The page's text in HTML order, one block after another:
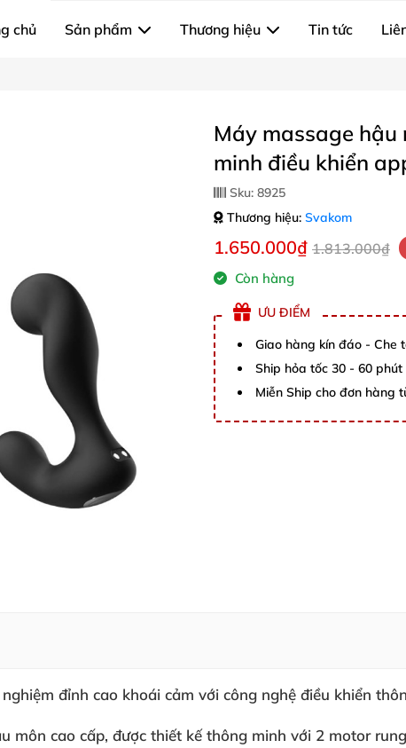
chủ Sản phẩm Thương hiệu Tin tức
Máy massage hậu
minh điều khiển
Sku: 8925
Thương hiệu: Svakom
1.650.000₫ 1.813.000₫
Còn hàng
ƯU ĐIỂM
Giao hàng kín đáo - Che
Ship hỏa tốc 30 - 60 phút
Miễn Ship cho đơn hàng
đỉnh cao khoái cảm với công nghệ điều khiển
môn cao cấp, được thiết kế thông minh với 2 motor